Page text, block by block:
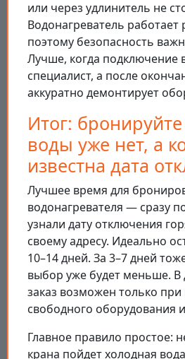
или через удлинитель не
Водонагреватель работает
поэтому безопасность
Лучше, когда подключение
специалист, а после
аккуратно демонтирует
Итог: бронируйте
воды уже нет, а
известна дата
Лучшее время для
водонагревателя — сразу
узнали дату отключения
своему адресу. Идеально
10–14 дней. За 3–7 дней
выбор уже будет меньше. В
заказ возможен только
свободного оборудования
Главное правило простое:
крана пойдет холодная